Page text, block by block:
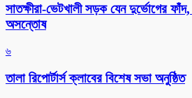
সাতক্ষীরা-ভেটখালী সড়ক যেন দুর্ভোগের
অসন্তোষ
৬
‎তালা রিপোর্টার্স ক্লাবের বিশেষ সভা অনুষ্ঠিত